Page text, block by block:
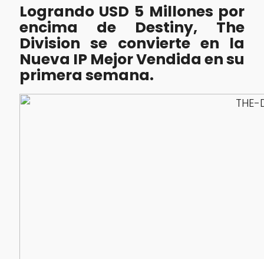
Logrando USD 5 Millones por
encima de Destiny, The
Division se convierte en la
Nueva IP Mejor Vendida en su
primera semana.